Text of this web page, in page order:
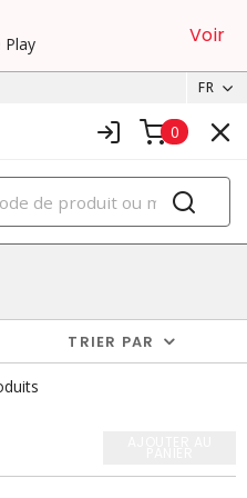
Play
Voir
FR
0
TRIER PAR